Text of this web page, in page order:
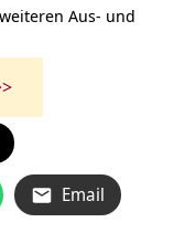
Aus- und
Email